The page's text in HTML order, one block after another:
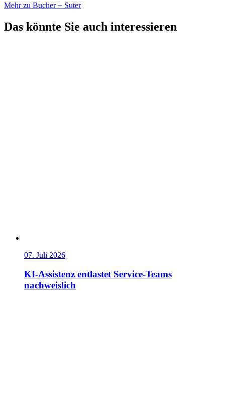
Mehr zu Bucher + Suter
Das könnte Sie auch interessieren
07. Juli 2026
KI-Assistenz entlastet Service-Teams
nachweislich